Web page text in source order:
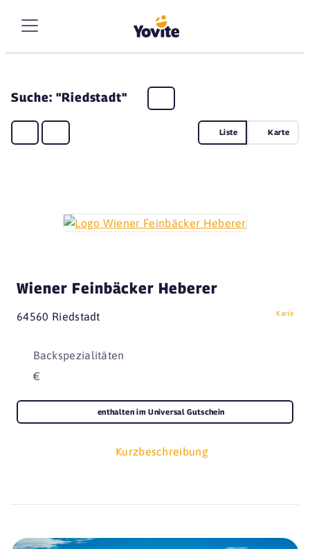
Suche: "Riedstadt"
Liste Karte
Wiener Feinbäcker Heberer
64560 Riedstadt Karte
Backspezialitäten
€
Kurzbeschreibung
enthalten im Universal Gutschein